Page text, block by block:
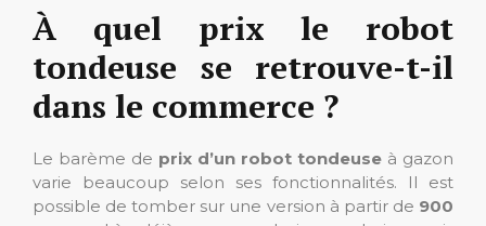
À quel prix le robot
tondeuse se retrouve-t-il
dans le commerce ?
Le barème de prix d’un robot tondeuse à gazon
varie beaucoup selon ses fonctionnalités. Il est
possible de tomber sur une version à partir de 900